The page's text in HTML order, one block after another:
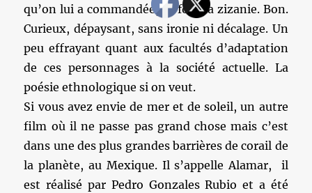
qu’on lui a commandée, ça fout la zizanie. Bon.
Curieux, dépaysant, sans ironie ni décalage. Un
peu effrayant quant aux facultés d’adaptation
de ces personnages à la société actuelle. La
poésie ethnologique si on veut.
Si vous avez envie de mer et de soleil, un autre
film où il ne passe pas grand chose mais c’est
dans une des plus grandes barrières de corail de
la planète, au Mexique. Il s’appelle Alamar, il
est réalisé par Pedro Gonzales Rubio et a été